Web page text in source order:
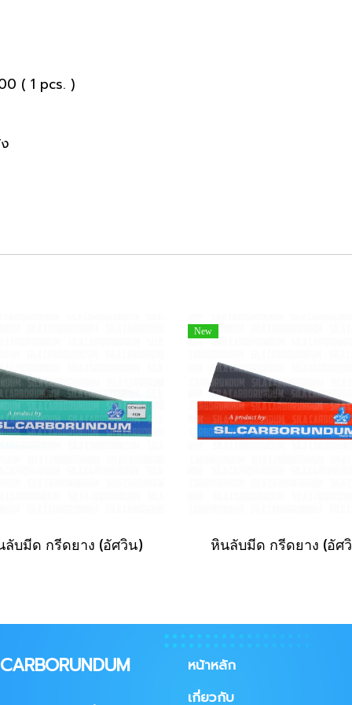
( 1 pcs. )
ลับมีด กรีดยาง (อัศวิน)
New
หินลับมีด กรีดยาง (อัศ
หน้าหลัก
เกี่ยวกับ